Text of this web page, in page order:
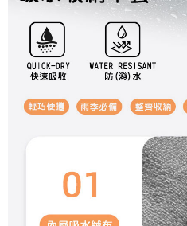
４．使用「AFTEE先享後付」時，將
時審查核予不同之上限額度；若仍有
請求用戶進行身份認證。
５．嚴禁一人註冊多個帳號或使用他人
恩沛科技股份有限公司將有權停止該用
每筆NT$100，滿NT$1,000(含以
每筆NT$100，滿NT$1,000(含以上